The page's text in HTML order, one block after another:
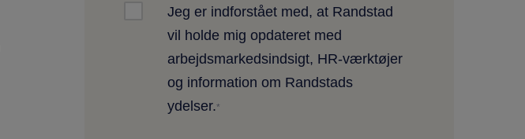
Jeg er indforstået med, at Randstad
vil holde mig opdateret med
arbejdsmarkedsindsigt, HR-værktøjer
og information om Randstads
ydelser.*